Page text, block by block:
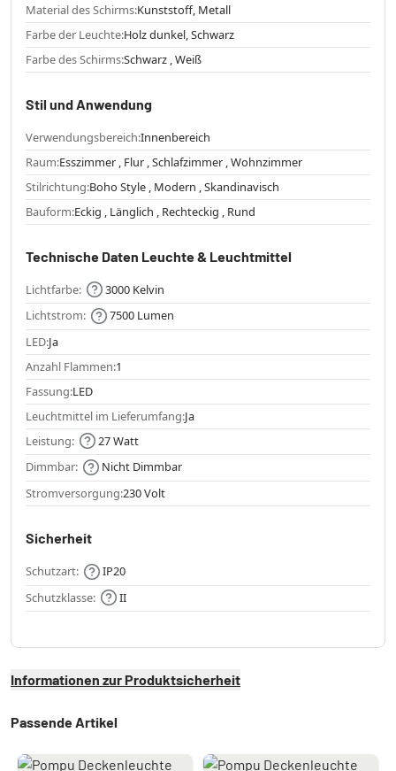
Material des Schirms:Kunststoff, Metall
Farbe der Leuchte:Holz dunkel, Schwarz
Farbe des Schirms:Schwarz , Weiß
Stil und Anwendung
Verwendungsbereich:Innenbereich
Raum:Esszimmer , Flur , Schlafzimmer , Wohnzimmer
Stilrichtung:Boho Style , Modern , Skandinavisch
Bauform:Eckig , Länglich , Rechteckig , Rund
Technische Daten Leuchte & Leuchtmittel
Lichtfarbe:
3000 Kelvin
Lichtstrom:
7500 Lumen
LED:Ja
Anzahl Flammen:1
Fassung:LED
Leuchtmittel im Lieferumfang:Ja
Leistung:
27 Watt
Dimmbar:
Nicht Dimmbar
Stromversorgung:230 Volt
Sicherheit
Schutzart:
IP20
Schutzklasse:
II
Informationen zur Produktsicherheit
Passende Artikel